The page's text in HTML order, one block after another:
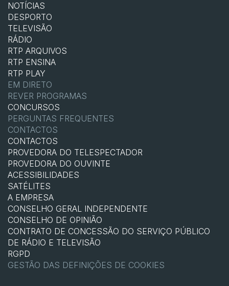
NOTÍCIAS
DESPORTO
TELEVISÃO
RÁDIO
RTP ARQUIVOS
RTP ENSINA
RTP PLAY
EM DIRETO
REVER PROGRAMAS
CONCURSOS
PERGUNTAS FREQUENTES
CONTACTOS
CONTACTOS
PROVEDORA DO TELESPECTADOR
PROVEDORA DO OUVINTE
ACESSIBILIDADES
SATÉLITES
A EMPRESA
CONSELHO GERAL INDEPENDENTE
CONSELHO DE OPINIÃO
CONTRATO DE CONCESSÃO DO SERVIÇO PÚBLICO
DE RÁDIO E TELEVISÃO
RGPD
GESTÃO DAS DEFINIÇÕES DE COOKIES